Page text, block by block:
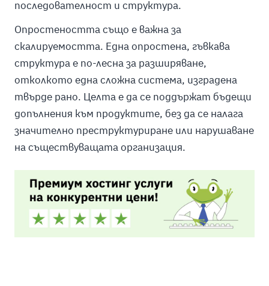
последователност и структура.
Опростеността също е важна за
скалируемостта. Една опростена, гъвкава
структура е по-лесна за разширяване,
отколкото една сложна система, изградена
твърде рано. Целта е да се поддържат бъдещи
допълнения към продуктите, без да се налага
значително преструктуриране или нарушаване
на съществуващата организация.